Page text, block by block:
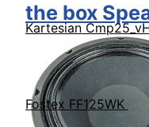
Kartesian
Fostex FF125WK
the box